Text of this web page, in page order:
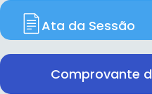
Ata da Sessão
Comprovante